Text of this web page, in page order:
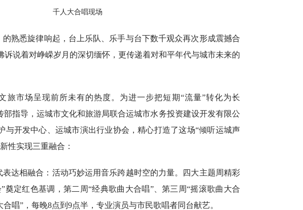
千人大合唱现场
的熟悉旋律响起，台上乐队、乐手与台下数千观众再次形成震撼合
诉说着对峥嵘岁月的深切缅怀，更传递着对和平年代与城市未来的
旅市场呈现前所未有的热度。为进一步把短期“流量”转化为长
部指导，运城市文化和旅游局联合运城市水务投资建设开发有限公
与开发中心、运城市演出行业协会，精心打造了这场“倾听运城声
性实现三重融合：
达相融合：活动巧妙运用音乐跨越时空的力量。四大主题周精彩
”奠定红色基调，第二周“经典歌曲大合唱”、第三周“摇滚歌曲大合
合唱”，每晚8点到9点半，专业演员与市民歌唱者同台献艺。